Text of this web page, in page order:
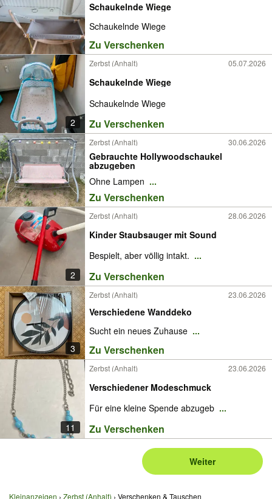
Schaukelnde Wiege
Schaukelnde Wiege
Zu Verschenken
2
Zerbst (Anhalt) 05.07.2026
Schaukelnde Wiege
Schaukelnde Wiege
Zu Verschenken
Zerbst (Anhalt) 30.06.2026
Gebrauchte Hollywoodschaukel
abzugeben
Ohne Lampen ...
Zu Verschenken
2
Zerbst (Anhalt) 28.06.2026
Kinder Staubsauger mit Sound
Bespielt, aber völlig intakt. ...
Zu Verschenken
3
Zerbst (Anhalt) 23.06.2026
Verschiedene Wanddeko
Sucht ein neues Zuhause ...
Zu Verschenken
11
Zerbst (Anhalt) 23.06.2026
Verschiedener Modeschmuck
Für eine kleine Spende abzugeb ...
Zu Verschenken
Weiter
Kleinanzeigen Zerbst (Anhalt) Verschenken & Tauschen